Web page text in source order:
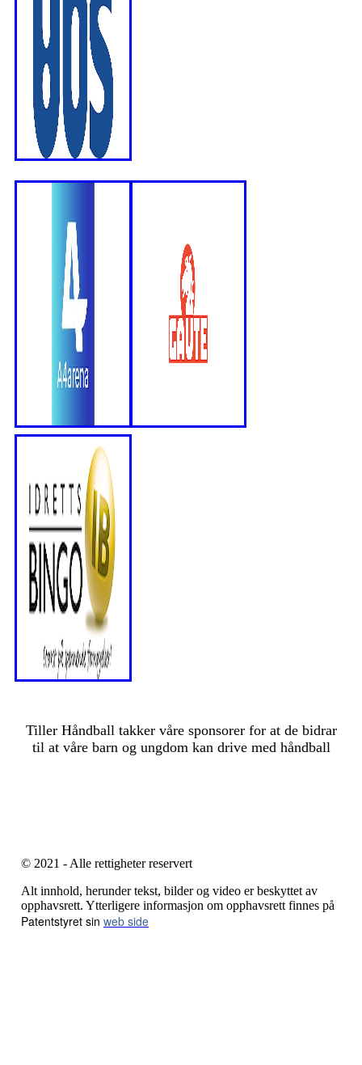
Tiller Håndball takker våre sponsorer for at de bidrar
til at våre barn og ungdom kan drive med håndball
© 2021 - Alle rettigheter reservert
Alt innhold, herunder tekst, bilder og video er beskyttet av
opphavsrett. Ytterligere informasjon om opphavsrett finnes på
Patentstyret sin web side